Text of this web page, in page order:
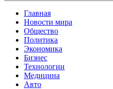
Главная
Новости мира
Общество
Политика
Экономика
Бизнес
Технологии
Медицина
Авто